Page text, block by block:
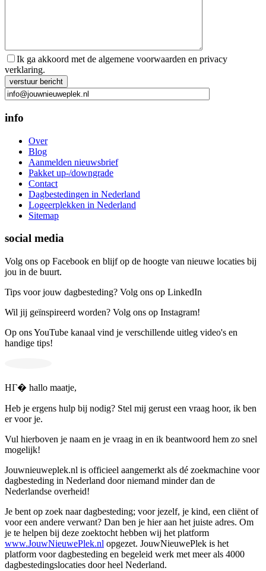
Ik ga akkoord met de algemene voorwaarden en privacy
verklaring.
Gelieve dit veld leeg te laten.
info
Over
Blog
Aanmelden nieuwsbrief
Pakket up-/downgrade
Contact
Dagbestedingen in Nederland
Logeerplekken in Nederland
Sitemap
social media
Volg ons op Facebook en blijf op de hoogte van nieuwe locaties bij
jou in de buurt.
Tips voor jouw dagbesteding? Volg ons op LinkedIn
Wil jij geïnspireerd worden? Volg ons op Instagram!
Op ons YouTube kanaal vind je verschillende uitleg video's en
handige tips!
HГ� hallo maatje,
Heb je ergens hulp bij nodig? Stel mij gerust een vraag hoor, ik ben
er voor je.
Vul hierboven je naam en je vraag in en ik beantwoord hem zo snel
mogelijk!
Jouwnieuweplek.nl is officieel aangemerkt als dé zoekmachine voor
dagbesteding in Nederland door niemand minder dan de
Nederlandse overheid!
Je bent op zoek naar dagbesteding; voor jezelf, je kind, een cliënt of
voor een andere verwant? Dan ben je hier aan het juiste adres. Om
je te helpen bij deze zoektocht hebben wij het platform
www.JouwNieuwePlek.nl opgezet. JouwNieuwePlek is het
platform voor dagbesteding en begeleid werk met meer als 4000
dagbestedingslocaties door heel Nederland.